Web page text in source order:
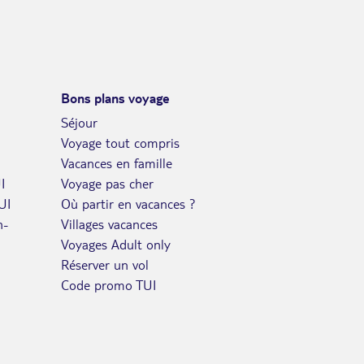
Bons plans voyage
Séjour
Voyage tout compris
Vacances en famille
Voyage pas cher
Où partir en vacances ?
Villages vacances
Voyages Adult only
Réserver un vol
Code promo TUI